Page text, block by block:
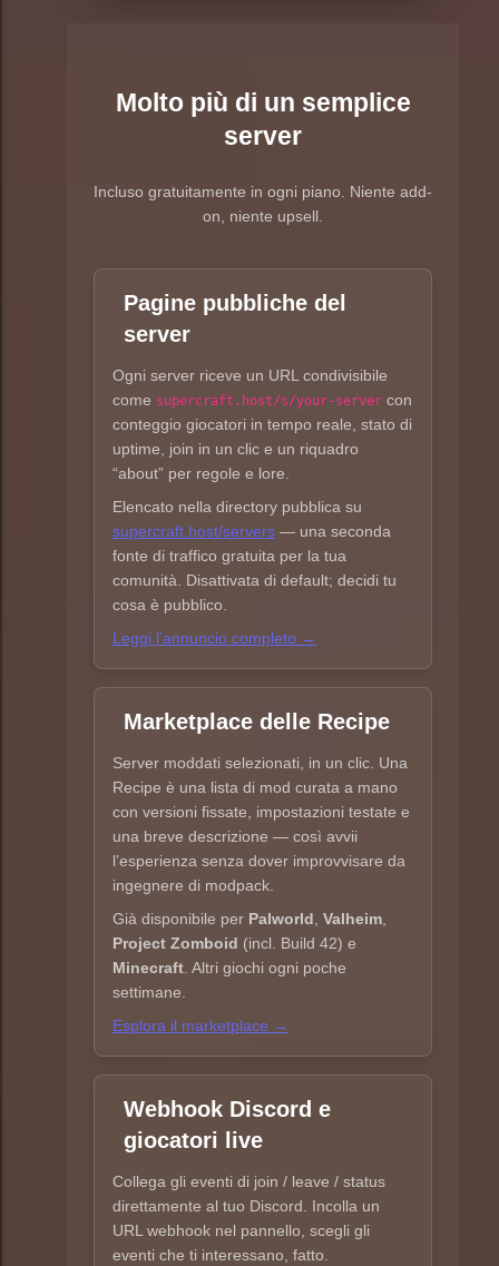
Molto più di un semplice
server
Incluso gratuitamente in ogni piano. Niente add-
on, niente upsell.
Pagine pubbliche del
server
Ogni server riceve un URL condivisibile
come supercraft.host/s/your-server con
conteggio giocatori in tempo reale, stato di
uptime, join in un clic e un riquadro
“about” per regole e lore.
Elencato nella directory pubblica su
supercraft.host/servers — una seconda
fonte di traffico gratuita per la tua
comunità. Disattivata di default; decidi tu
cosa è pubblico.
Leggi l’annuncio completo →
Marketplace delle Recipe
Server moddati selezionati, in un clic. Una
Recipe è una lista di mod curata a mano
con versioni fissate, impostazioni testate e
una breve descrizione — così avvii
l’esperienza senza dover improvvisare da
ingegnere di modpack.
Già disponibile per Palworld, Valheim,
Project Zomboid (incl. Build 42) e
Minecraft. Altri giochi ogni poche
settimane.
Esplora il marketplace →
Webhook Discord e
giocatori live
Collega gli eventi di join / leave / status
direttamente al tuo Discord. Incolla un
URL webhook nel pannello, scegli gli
eventi che ti interessano, fatto.